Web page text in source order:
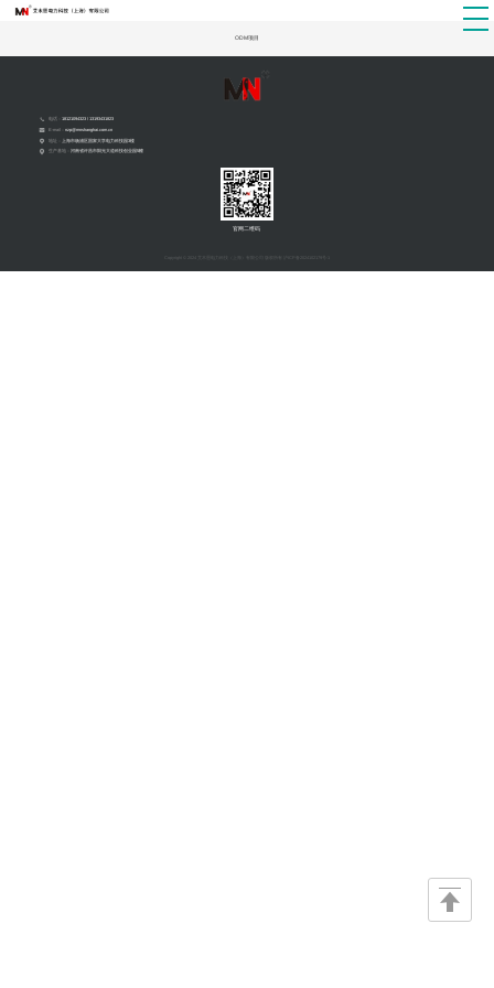
ODM项目
电话：18121094323 / 13193431823
E-mail：nzp@mnshanghai.com.cn
地址：
上海市杨浦区国家大学电力科技园3楼
生产基地：
河南省许昌市阳光大道科技创业园5幢
官网二维码